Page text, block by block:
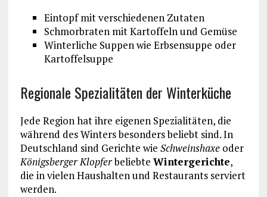
Eintopf mit verschiedenen Zutaten
Schmorbraten mit Kartoffeln und Gemüse
Winterliche Suppen wie Erbsensuppe oder
Kartoffelsuppe
Regionale Spezialitäten der Winterküche
Jede Region hat ihre eigenen Spezialitäten, die
während des Winters besonders beliebt sind. In
Deutschland sind Gerichte wie Schweinshaxeoder
Königsberger Klopferbeliebte Wintergerichte,
die in vielen Haushalten und Restaurants serviert
werden.